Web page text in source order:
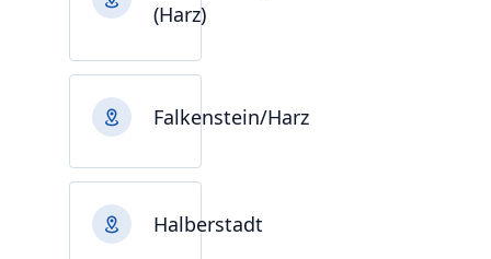
(Harz)
Falkenstein/Harz
Halberstadt